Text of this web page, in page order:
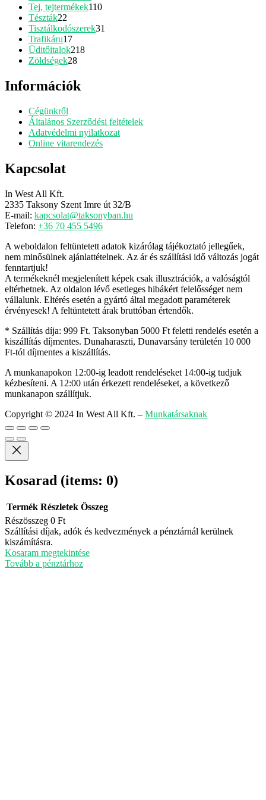
Tej, tejtermékek110110
Tészták22
termék
Tisztálkodószerek31
Trafikáru1717
termék
Üditőitalok218218
Zöldségek2828
Információk
Cégünkről
Általános Szerződési feltételek
Adatvédelmi nyilatkozat
Online vitarendezés
Kapcsolat
In West All Kft.
2335 Taksony Szent Imre út 32/B
E-mail: kapcsolat@taksonyban.hu
Telefon: +36 70 455 5496
A weboldalon feltüntetett adatok kizárólag tájékoztató jellegűek,
nem minősülnek ajánlattételnek. Az ár és szállítási idő változás jogát
fenntartjuk!
A termékeknél megjelenített képek csak illusztrációk, a valóságtól
eltérhetnek. Az oldalon lévő esetleges hibákért felelősséget nem
vállalunk. Eltérés esetén a gyártó által megadott paraméterek
érvényesek! A feltüntetett árak bruttóban értendők.
* Szállítás díja: 999 Ft. Taksonyban 5000 Ft feletti rendelés esetén a
kiszállítás díjmentes. Dunaharaszti, Dunavarsány területén 10 000
Ft-tól díjmentes a kiszállítás.
A munkanapokon 12:00-ig leadott rendeléseket 14:00-ig tudjuk
kézbesíteni. A 12:00 után érkezett rendeléseket, a következő
munkanapon szállítjuk.
Copyright © 2024 In West All Kft. – Munkatársaknak
Kosarad (items: 0)
Termékek
a
kosárban
Termék Részletek Összeg
Részösszeg 0 Ft
Szállítási díjak, adók és kedvezmények a pénztárnál kerülnek
kiszámításra.
Kosaram megtekintése
Tovább a pénztárhoz